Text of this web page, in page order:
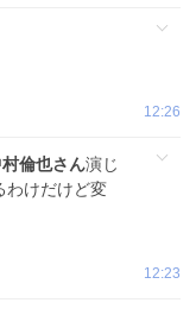
12:26
倫也さん演じ
わけだけど変
12:23